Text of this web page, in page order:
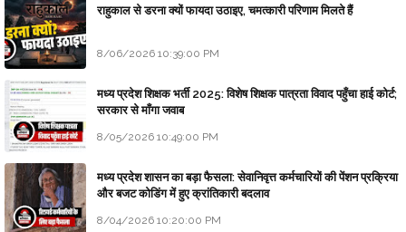
राहुकाल से डरना क्यों फायदा उठाइए, चमत्कारी परिणाम मिलते हैं
8/06/2026 10:39:00 PM
मध्य प्रदेश शिक्षक भर्ती 2025: विशेष शिक्षक पात्रता विवाद पहुँचा हाई कोर्ट;
सरकार से माँगा जवाब
8/05/2026 10:49:00 PM
मध्य प्रदेश शासन का बड़ा फैसला: सेवानिवृत्त कर्मचारियों की पेंशन प्रक्रिया
और बजट कोडिंग में हुए क्रांतिकारी बदलाव
8/04/2026 10:20:00 PM